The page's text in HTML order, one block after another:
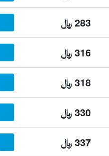
283 ﷼
316 ﷼
318 ﷼
330 ﷼
337 ﷼